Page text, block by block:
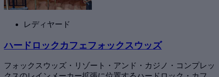
レディヤード
ハードロックカフェフォックスウッズ
フォックスウッズ・リゾート・アンド・カジノ・コンプレッ